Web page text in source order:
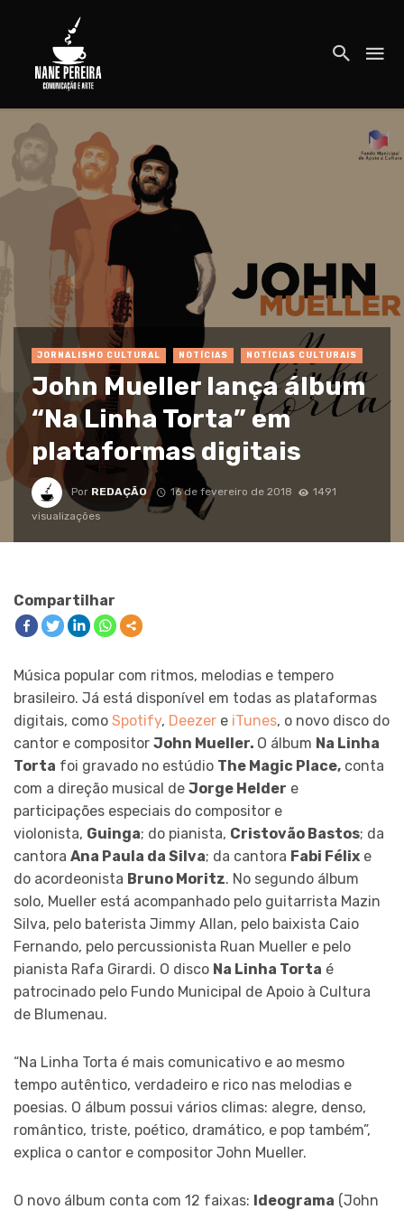
JORNALISMO CULTURAL NOTÍCIAS NOTÍCIAS CULTURAIS
John Mueller lança álbum
“Na Linha Torta” em
plataformas digitais
Por REDAÇÃO 16 de fevereiro de 2018
1491
visualizações
Compartilhar
Música popular com ritmos, melodias e tempero
brasileiro. Já está disponível em todas as plataformas
digitais, como Spotify, Deezer e iTunes, o novo disco do
cantor e compositor John Mueller. O álbum Na Linha
Torta foi gravado no estúdio The Magic Place, conta
com a direção musical de Jorge Helder e
participações especiais do compositor e
violonista, Guinga; do pianista, Cristovão Bastos; da
cantora Ana Paula da Silva; da cantora Fabi Félix e
do acordeonista Bruno Moritz. No segundo álbum
solo, Mueller está acompanhado pelo guitarrista Mazin
Silva, pelo baterista Jimmy Allan, pelo baixista Caio
Fernando, pelo percussionista Ruan Mueller e pelo
pianista Rafa Girardi. O disco Na Linha Torta é
patrocinado pelo Fundo Municipal de Apoio à Cultura
de Blumenau.
“Na Linha Torta é mais comunicativo e ao mesmo
tempo autêntico, verdadeiro e rico nas melodias e
poesias. O álbum possui vários climas: alegre, denso,
romântico, triste, poético, dramático, e pop também”,
explica o cantor e compositor John Mueller.
O novo álbum conta com 12 faixas: Ideograma (John